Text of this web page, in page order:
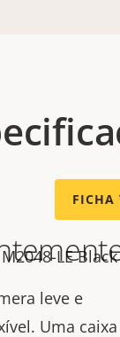
leve e
Uma caixa
FICHA
LE